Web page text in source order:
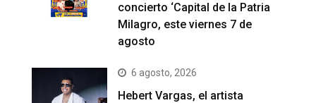
concierto ‘Capital de la Patria
Milagro, este viernes 7 de
agosto
6 agosto, 2026
Hebert Vargas, el artista